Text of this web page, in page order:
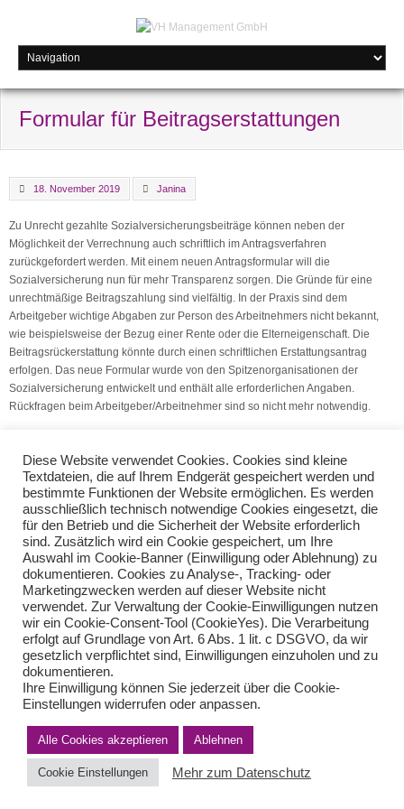
Formular für Beitragserstattungen
18. November 2019 Janina
Zu Unrecht gezahlte Sozialversicherungsbeiträge können neben der
Möglichkeit der Verrechnung auch schriftlich im Antragsverfahren
zurückgefordert werden. Mit einem neuen Antragsformular will die
Sozialversicherung nun für mehr Transparenz sorgen. Die Gründe für eine
unrechtmäßige Beitragszahlung sind vielfältig. In der Praxis sind dem
Arbeitgeber wichtige Abgaben zur Person des Arbeitnehmers nicht bekannt,
wie beispielsweise der Bezug einer Rente oder die Elterneigenschaft. Die
Beitragsrückerstattung könnte durch einen schriftlichen Erstattungsantrag
erfolgen. Das neue Formular wurde von den Spitzenorganisationen der
Sozialversicherung entwickelt und enthält alle erforderlichen Angaben.
Rückfragen beim Arbeitgeber/Arbeitnehmer sind so nicht mehr notwendig.
Gesetz zur Rückführung des Solidaritätszuschlags
PKW: Nachträglich erstellte Nachweise
Teilen Sie diese Nachricht mit Ihren Freunden oder Kollegen
Impressum Haftungsausschluss
Datenschutzerklärung nach DSGVO
Kontakt
© von Herder Management GmbH 2024 I * § 6 Nr.4 StBerG
Diese Website verwendet Cookies. Cookies sind kleine
Textdateien, die auf Ihrem Endgerät gespeichert werden und
bestimmte Funktionen der Website ermöglichen. Es werden
ausschließlich technisch notwendige Cookies eingesetzt, die
für den Betrieb und die Sicherheit der Website erforderlich
sind. Zusätzlich wird ein Cookie gespeichert, um Ihre
Auswahl im Cookie-Banner (Einwilligung oder Ablehnung) zu
dokumentieren. Cookies zu Analyse-, Tracking- oder
Marketingzwecken werden auf dieser Website nicht
verwendet. Zur Verwaltung der Cookie-Einwilligungen nutzen
wir ein Cookie-Consent-Tool (CookieYes). Die Verarbeitung
erfolgt auf Grundlage von Art. 6 Abs. 1 lit. c DSGVO, da wir
gesetzlich verpflichtet sind, Einwilligungen einzuholen und zu
dokumentieren.
Ihre Einwilligung können Sie jederzeit über die Cookie-
Einstellungen widerrufen oder anpassen.
Alle Cookies akzeptieren Ablehnen
Cookie Einstellungen Mehr zum Datenschutz